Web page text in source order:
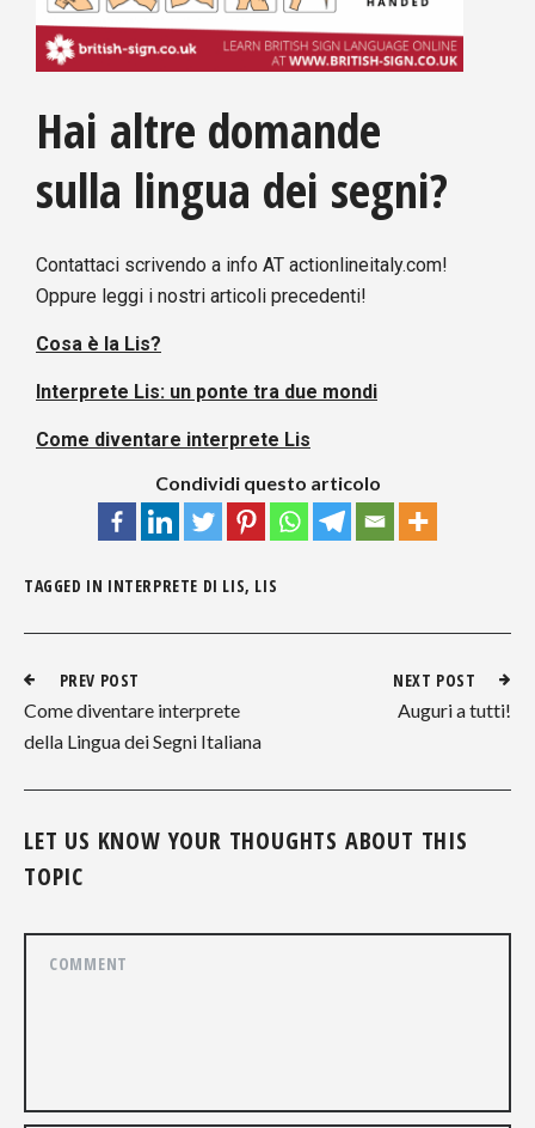
Hai altre domande
sulla lingua dei segni?
Contattaci scrivendo a info AT actionlineitaly.com!
Oppure leggi i nostri articoli precedenti!
Cosa è la Lis?
Interprete Lis: un ponte tra due mondi
Come diventare interprete Lis
Condividi questo articolo
TAGGED IN INTERPRETE DI LIS, LIS
PREV POST
Come diventare interprete
della Lingua dei Segni Italiana
NEXT POST
Auguri a tutti!
LET US KNOW YOUR THOUGHTS ABOUT THIS
TOPIC